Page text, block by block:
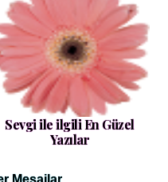
Sevgi ile ilgili En Güzel
Yazılar
Mesajlar